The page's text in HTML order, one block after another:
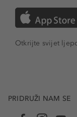
Otkrijte svijet
PRIDRUŽI NAM SE